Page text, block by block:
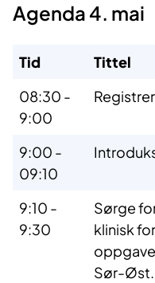
Agenda 4. mai
Tid Tittel
08:30 -
9:00
9:00 -
09:10
9:10 -
9:30
Sørge
klinisk
Sør-Øst.